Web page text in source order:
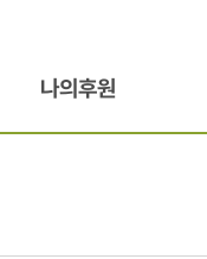
나의후원